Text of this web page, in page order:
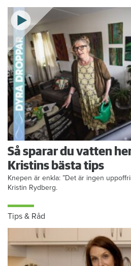
Så sparar du vatten
Kristins bästa tips
Knepen är enkla: ”Det är ingen
Kristin Rydberg.
Tips & Råd